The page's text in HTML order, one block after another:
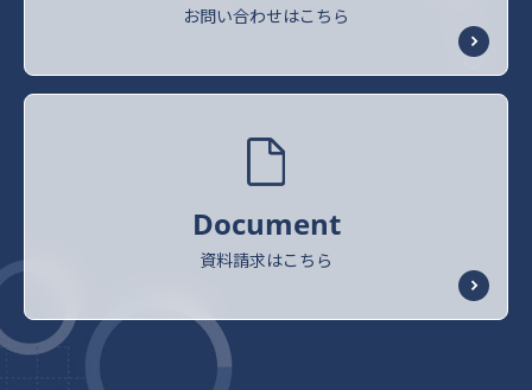
お問い合わせはこちら
Document
資料請求はこちら